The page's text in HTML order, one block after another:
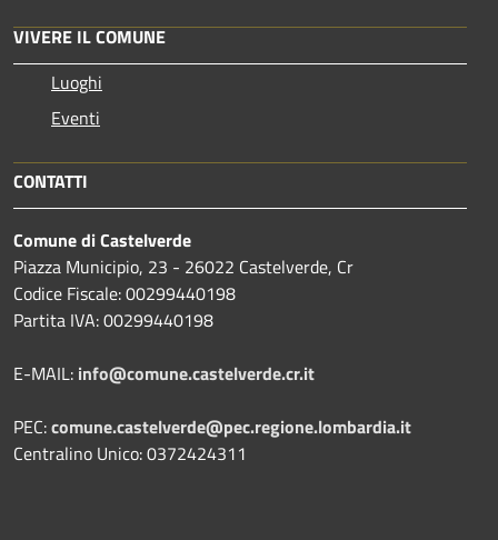
VIVERE IL COMUNE
Luoghi
Eventi
CONTATTI
Comune di Castelverde
Piazza Municipio, 23 - 26022 Castelverde, Cr
Codice Fiscale: 00299440198
Partita IVA: 00299440198
E-MAIL: info@comune.castelverde.cr.it
PEC:comune.castelverde@pec.regione.lombardia.it
Centralino Unico: 0372424311